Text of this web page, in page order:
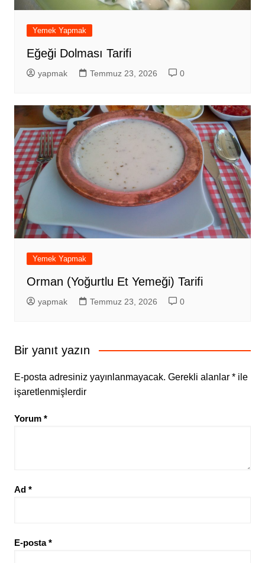
Yemek Yapmak
Eğeği Dolması Tarifi
yapmak Temmuz 23, 2026 0
Yemek Yapmak
Orman (Yoğurtlu Et Yemeği) Tarifi
yapmak Temmuz 23, 2026 0
Bir yanıt yazın
E-posta adresiniz yayınlanmayacak. Gerekli alanlar *ile
işaretlenmişlerdir
Yorum *
Ad *
E-posta*